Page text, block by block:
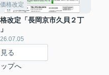
価格改定
改定「長岡京市久貝２丁
る
プへ